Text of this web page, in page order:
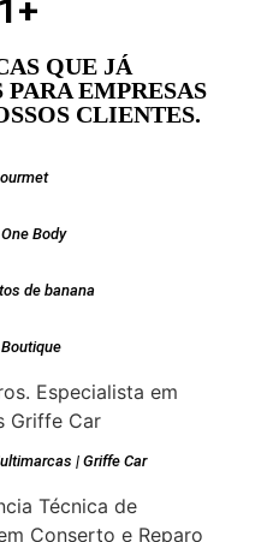
+
QUE JÁ
EMPRESAS
CLIENTES.
Body
de banana
| Griffe Car